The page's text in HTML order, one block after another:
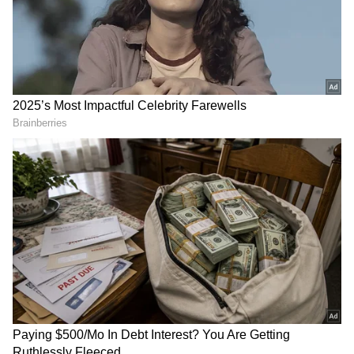
வேண்டும்.
ஏசியாநெட் தமிழ்-ஐ உங்கள் முதன்மைத்
தேர்வாக்குங்கள்